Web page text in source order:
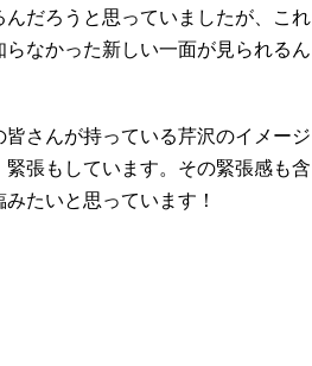
だろうと思っていましたが、これ
なかった新しい一面が見られるん
さんが持っている芹沢のイメージ
張もしています。その緊張感も含
たいと思っています！